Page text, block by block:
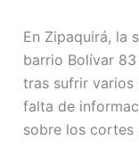
En Zipaquirá, la
barrio Bolívar
tras sufrir varios
falta de
sobre los cortes